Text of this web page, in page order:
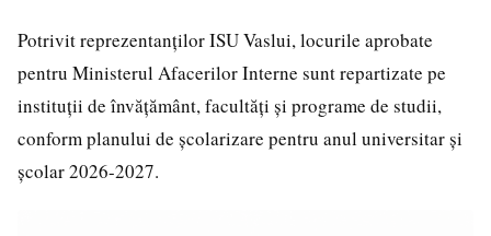
Potrivit reprezentanților ISU Vaslui, locurile aprobate
pentru Ministerul Afacerilor Interne sunt repartizate pe
instituții de învățământ, facultăți și programe de studii,
conform planului de școlarizare pentru anul universitar și
școlar 2026-2027.